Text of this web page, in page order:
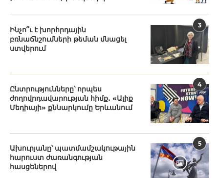
3
Ինչո՞ւ է խորհրդային
բռնաճնշումների թեման մնացել
ստվերում
4
Ընտրությունները՝ որպես
ժողովրդավարության հիմք․ «Ալիք
Մեդիայի» քննարկումը Երևանում
5
Ախուրյանը՝ պատմամշակութային
հարուստ ժառանգության
հասցեներով